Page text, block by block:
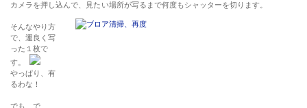
カメラを押し込んで、見たい場所が写るまで何度もシャッターを切ります。
そんなやり方
で、運良く写
った１枚で
す。
やっぱり、有
るわな！
でも、で